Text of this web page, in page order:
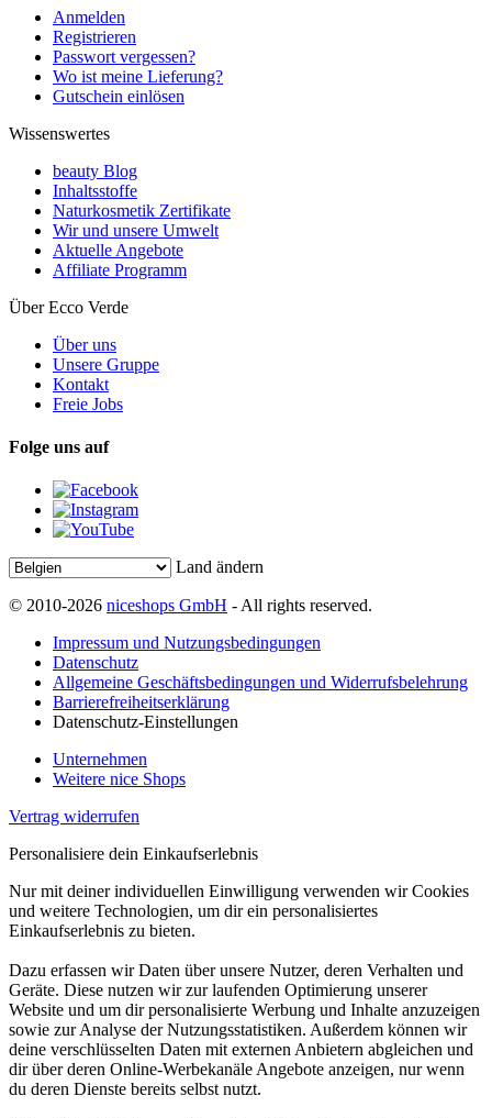
Anmelden
Registrieren
Passwort vergessen?
Wo ist meine Lieferung?
Gutschein einlösen
Wissenswertes
beauty Blog
Inhaltsstoffe
Naturkosmetik Zertifikate
Wir und unsere Umwelt
Aktuelle Angebote
Affiliate Programm
Über Ecco Verde
Über uns
Unsere Gruppe
Kontakt
Freie Jobs
Folge uns auf
Land ändern
© 2010-2026 niceshops GmbH - All rights reserved.
Impressum und Nutzungsbedingungen
Datenschutz
Allgemeine Geschäftsbedingungen und Widerrufsbelehrung
Barrierefreiheitserklärung
Datenschutz-Einstellungen
Unternehmen
Weitere nice Shops
Vertrag widerrufen
Personalisiere dein Einkaufserlebnis
Nur mit deiner individuellen Einwilligung verwenden wir Cookies
und weitere Technologien, um dir ein personalisiertes
Einkaufserlebnis zu bieten.
Dazu erfassen wir Daten über unsere Nutzer, deren Verhalten und
Geräte. Diese nutzen wir zur laufenden Optimierung unserer
Website und um dir personalisierte Werbung und Inhalte anzuzeigen
sowie zur Analyse der Nutzungsstatistiken. Außerdem können wir
deine verschlüsselten Daten mit externen Anbietern abgleichen und
dir über deren Online-Werbekanäle Angebote anzeigen, nur wenn
du deren Dienste bereits selbst nutzt.